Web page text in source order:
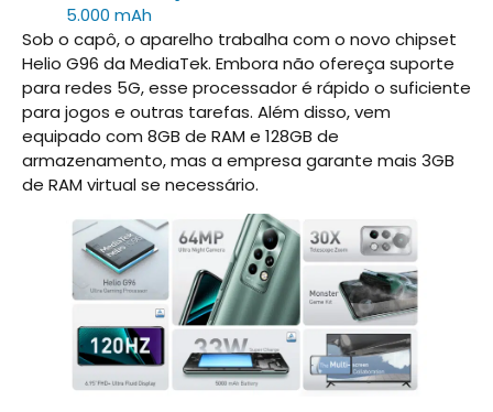
5.000 mAh
Sob o capô, o aparelho trabalha com o novo chipset
Helio G96 da MediaTek. Embora não ofereça suporte
para redes 5G, esse processador é rápido o suficiente
para jogos e outras tarefas. Além disso, vem
equipado com 8GB de RAM e 128GB de
armazenamento, mas a empresa garante mais 3GB
de RAM virtual se necessário.